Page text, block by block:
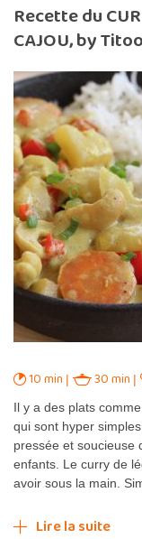
Recette du
CAJOU, by
10 min 30 min
Il y a des plats
qui sont hyper
pressée et soucieuse
enfants. Le curry de
avoir sous la main.
Lire la suite